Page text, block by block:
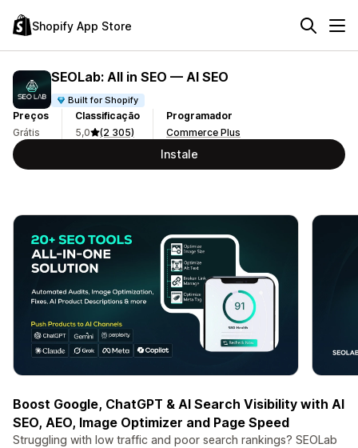
Shopify App Store
SEOLab: All in SEO — AI SEO
Built for Shopify
Preços
Grátis
Classificação
5,0
(2 305)
Programador
Commerce Plus
Instale
Boost Google, ChatGPT & AI Search Visibility with AI
SEO, AEO, Image Optimizer and Page Speed
Struggling with low traffic and poor search rankings? SEOLab